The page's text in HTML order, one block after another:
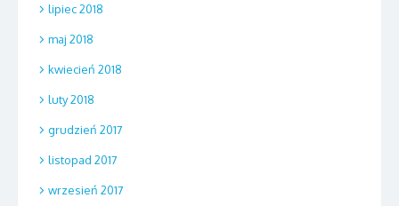
lipiec 2018
maj 2018
kwiecień 2018
luty 2018
grudzień 2017
listopad 2017
wrzesień 2017